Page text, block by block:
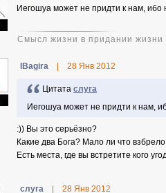
Иегошуа может не придти к нам, ибо
Смысл жизни в придании жизни
IBagira 28 Янв 2012
Цитата слуга
Иегошуа может не придти к нам,
:)) Вы это серьёзно?
Какие два Бога? Мало ли что
Есть места, где вы встретите кого
слуга 28 Янв 2012